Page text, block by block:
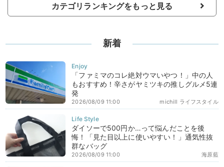
カテゴリランキングをもっと見る
新着
「ファミマのコレ絶対ウマいやつ！」中の人
もおすすめ！辛さがヤミツキの推しグルメ5連
発
michill ライフスタイル
2026/08/09 11:00
ダイソーで500円か…って悩んだことを後
悔！「見た目以上に使いやすい！」通気性抜
群なバッグ
海原藍
2026/08/09 11:00